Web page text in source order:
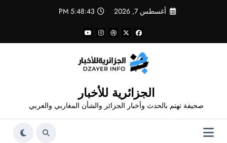
أغسطس 7, 2026 5:48:43 PM
الجزائرية للأخبار
صحيفة تهتم بالحدث وأخبار الجزائر والشأن المغاربي والعربي